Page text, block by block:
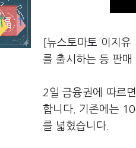
[뉴스토마토 이지
를 출시하는 등 판매
2일 금융권에 따르
합니다. 기존에는
를 넓혔습니다.